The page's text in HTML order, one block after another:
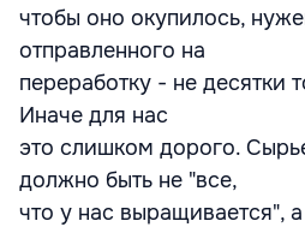
чтобы оно окупилось,
отправленного на
переработку - не десятки
Иначе для нас
это слишком дорого.
должно быть не "все,
что у нас выращивается",